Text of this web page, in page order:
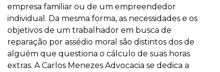
empresa familiar ou de um empreendedor
individual. Da mesma forma, as necessidades e os
objetivos de um trabalhador em busca de
reparação por assédio moral são distintos dos de
alguém que questiona o cálculo de suas horas
extras. A Carlos Menezes Advocacia se dedica a